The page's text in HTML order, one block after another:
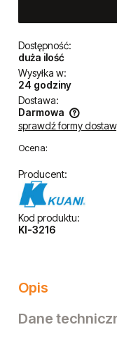
Dostępność:
duża ilość
Wysyłka w:
24 godziny
Dostawa:
Darmowa
Cena nie zawiera
sprawdź formy
Ocena:
Producent:
Kod produktu:
KI-3216
Opis
Dane